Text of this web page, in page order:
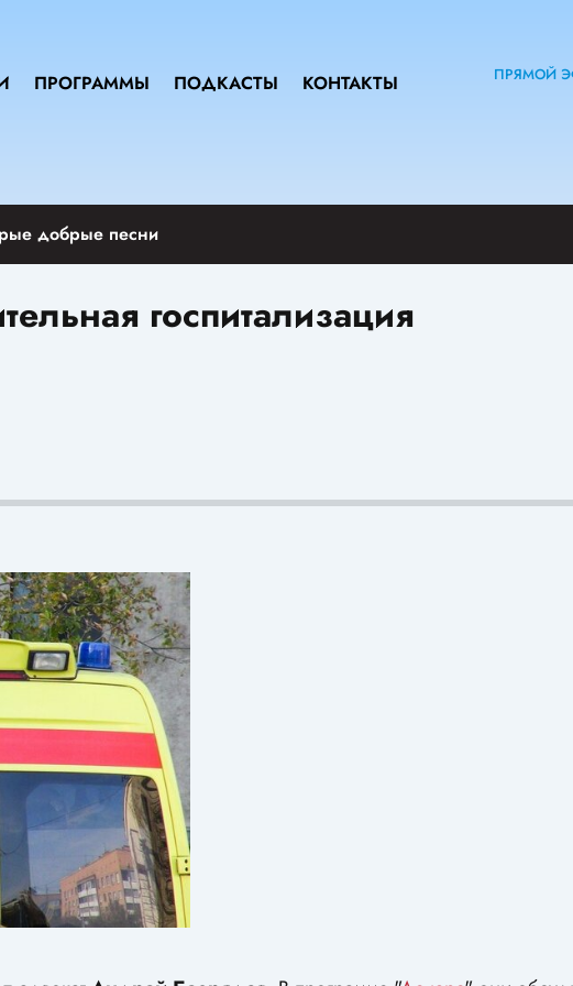
ПРОГРАММЫ ПОДКАСТЫ КОНТАКТЫ ПРЯМОЙ
добрые песни
госпитализация